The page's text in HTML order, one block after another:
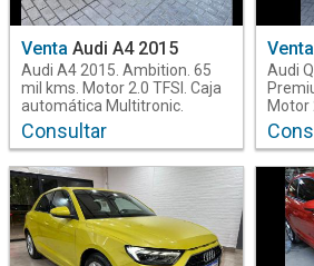
Año
2015
1
2017
1
2020
2
Modelo
A1
2
A4
1
Q5
1
Venta Audi A4 2015
Audi A4 2015. Ambition. 65
mil kms. Motor 2.0 TFSI. Caja
automática Multitronic.
Cuero. Mallorca Automóviles.
Estrada N°266,
Estero. Teléfono: (0385)
6013961 - WhatsApp:
3854205568. Descubrí más
en
www.mallorcaautomoviles.com.
Consultar
Venta
Audi
Motor
copiá